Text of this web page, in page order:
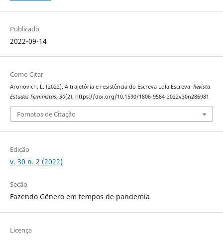
Publicado
2022-09-14
Como Citar
Aronovich, L. (2022). A trajetória e resistência do Escreva Lola Escreva. Revista
Estudos Feministas, 30(2). https://doi.org/10.1590/1806-9584-2022v30n286981
Fomatos de Citação
Edição
v. 30 n. 2 (2022)
Seção
Fazendo Gênero em tempos de pandemia
Licença